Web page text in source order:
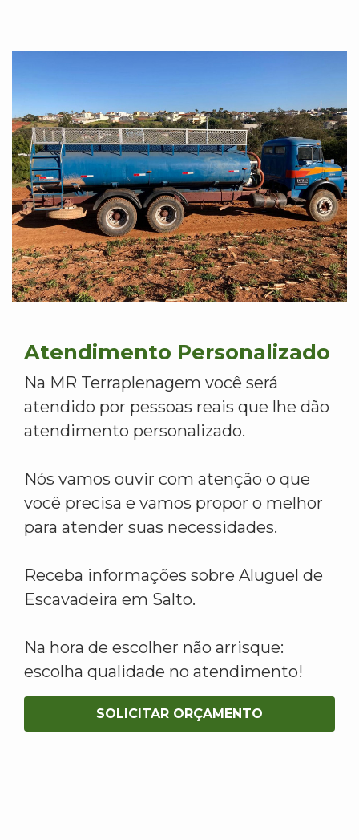
Atendimento Personalizado
Na MR Terraplenagem você será
atendido por pessoas reais que lhe dão
atendimento personalizado.
Nós vamos ouvir com atenção o que
você precisa e vamos propor o melhor
para atender suas necessidades.
Receba informações sobre Aluguel de
Escavadeira em Salto.
Na hora de escolher não arrisque:
escolha qualidade no atendimento!
SOLICITAR ORÇAMENTO